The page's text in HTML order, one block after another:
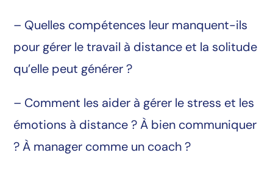
– Quelles compétences leur manquent-ils
pour gérer le travail à distance et la solitude
qu’elle peut générer ?
– Comment les aider à gérer le stress et les
émotions à distance ? À bien communiquer
? À manager comme un coach ?